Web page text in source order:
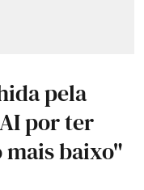
pela
por ter
mais baixo"